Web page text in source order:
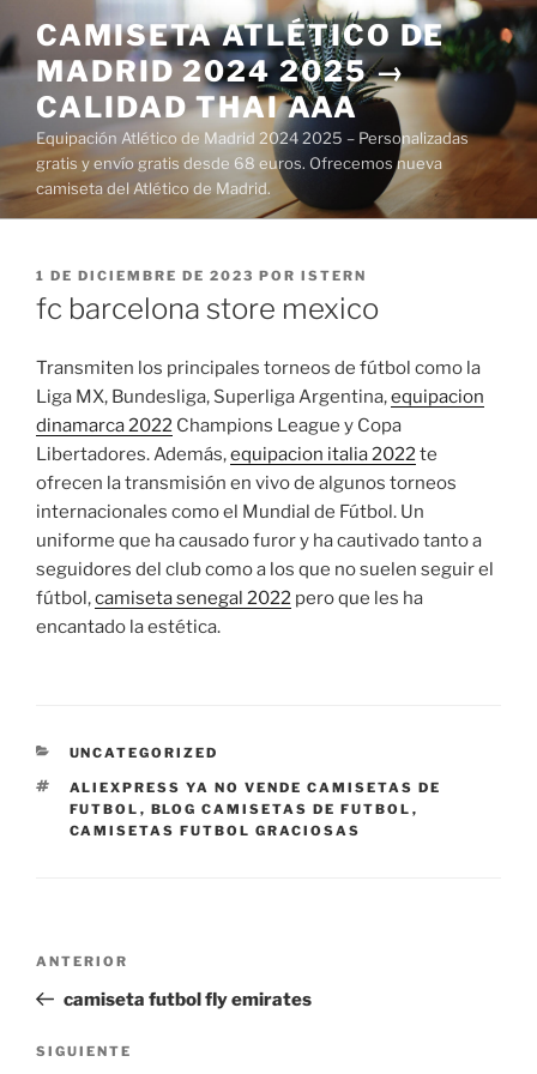
al
contenido
CAMISETA ATLÉTICO DE
MADRID 2024 2025 →
CALIDAD THAI AAA
Equipación Atlético de Madrid 2024 2025 – Personalizadas
gratis y envío gratis desde 68 euros. Ofrecemos nueva
camiseta del Atlético de Madrid.
PUBLICADO
EL
1 DE DICIEMBRE DE 2023 POR ISTERN
fc barcelona store mexico
Transmiten los principales torneos de fútbol como la
Liga MX, Bundesliga, Superliga Argentina,equipacion
dinamarca 2022 Champions League y Copa
Libertadores. Además,equipacion italia 2022te
ofrecen la transmisión en vivo de algunos torneos
internacionales como el Mundial de Fútbol. Un
uniforme que ha causado furor y ha cautivado tanto a
seguidores del club como a los que no suelen seguir el
fútbol,camiseta senegal 2022 pero que les ha
encantado la estética.
CATEGORÍAS
UNCATEGORIZED
ETIQUETAS
ALIEXPRESS YA NO VENDE CAMISETAS DE
FUTBOL , BLOG CAMISETAS DE FUTBOL ,
CAMISETAS FUTBOL GRACIOSAS
entradas
Entrada
anterior:
ANTERIOR
camiseta futbol fly emirates
Siguiente
SIGUIENTE